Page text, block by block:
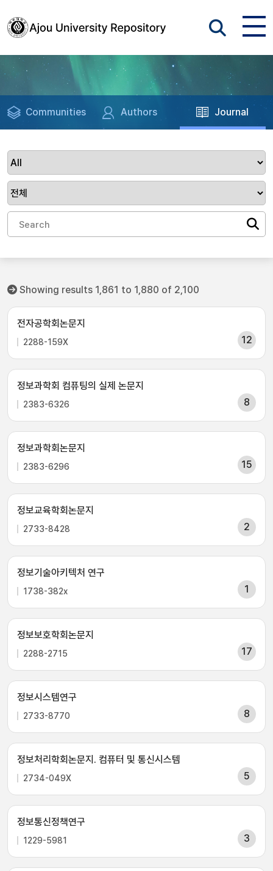
Communities Authors Journal
Showing results 1,861 to 1,880 of 2,100
전자공학회논문지
2288-159X 12
정보과학회 컴퓨팅의 실제 논문지
2383-6326 8
정보과학회논문지
2383-6296 15
정보교육학회논문지
2733-8428 2
정보기술아키텍처 연구
1738-382x 1
정보보호학회논문지
2288-2715 17
정보시스템연구
2733-8770 8
정보처리학회논문지. 컴퓨터 및 통신시스템
2734-049X 5
정보통신정책연구
1229-5981 3